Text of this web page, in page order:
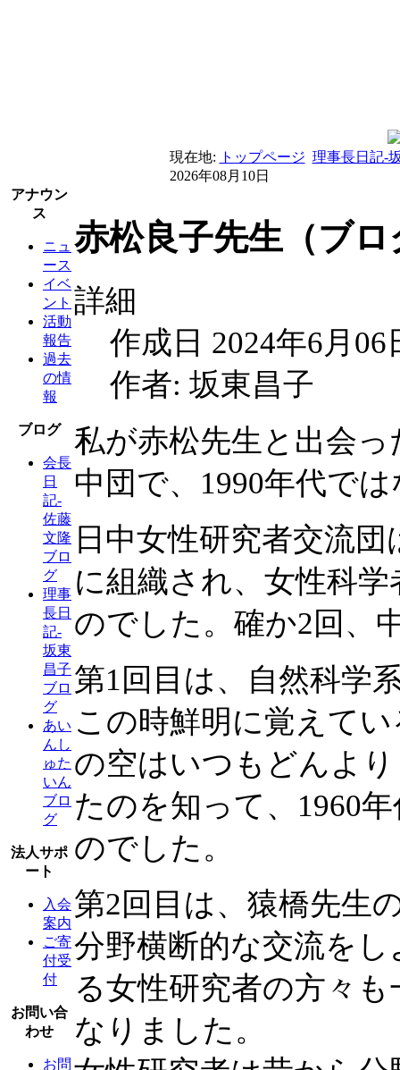
現在地: トップページ 理事長日記-
2026年08月10日
アナウン
ス
ニュ
ース
イベ
ント
活動
報告
過去
の情
報
ブログ
会長
日
記-
佐藤
文隆
ブロ
グ
理事
長日
記-
坂東
昌子
ブロ
グ
あい
んし
ゅた
いん
ブロ
グ
法人サポ
ート
入会
案内
ご寄
付受
付
お問い合
わせ
お問
赤松良子先生（ブロ
詳細
作成日 2024年6月
作者: 坂東昌子
私が赤松先生と出会
中団で、1990年代で
日中女性研究者交流
に組織され、女性科
のでした。確か2回、
第1回目は、自然科学
この時鮮明に覚えて
の空はいつもどんよ
たのを知って、1960
のでした。
第2回目は、猿橋先生
分野横断的な交流を
る女性研究者の方々
なりました。